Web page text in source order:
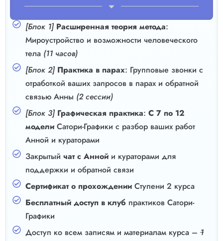
[Блок 1] Расширенная теория метода:
Мироустройство и возможности человеческого
тела (11 часов)
[Блок 2] Практика в парах: Групповые звонки с
отработкой ваших запросов в парах и обратной
связью Анны (2 сессии)
[Блок 3] Графическая практика:С 7 по 12
модели Сатори-Графики с разбор ваших работ
Анной и кураторами
Закрытыйчат с Анной и кураторами для
поддержки и обратной связи
Сертификат о прохождении Ступени 2 курса
Бесплатный доступ в клуб практиков Сатори-
Графики
Доступ ко всем записям и материалам курса –1